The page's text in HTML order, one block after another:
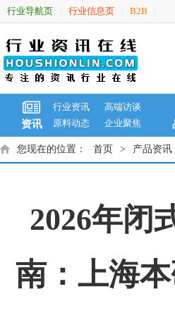
行业导航页 行业信息页 B2B
资讯
行业资讯
高端访谈
原料动态
企业聚焦
您现在的位置： 首页 > 产品资讯
2026年闭
南：上海